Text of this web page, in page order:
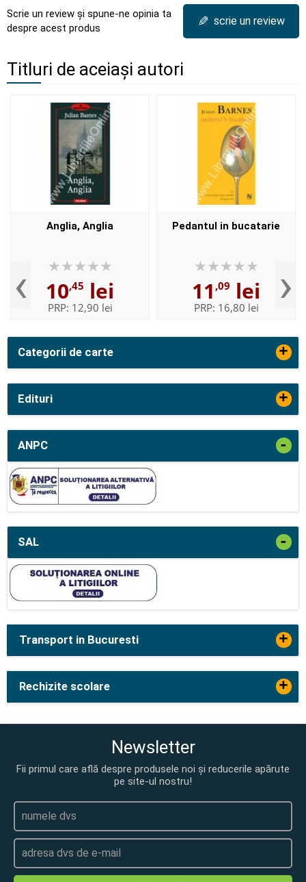
Categorii de carte +
Edituri +
ANPC -
SAL -
Scrie un review și spune-ne opinia ta
despre acest produs
✎ scrie un review
Titluri de aceiași autori
‹
Anglia, Anglia
10,45 lei
PRP: 12,90 lei
Pedantul in bucatarie
11 ,09 lei
PRP: 16,80 lei ›
Transport in Bucuresti +
Rechizite scolare +
Newsletter
Fii primul care află despre produsele noi și reducerile apărute
pe site-ul nostru!